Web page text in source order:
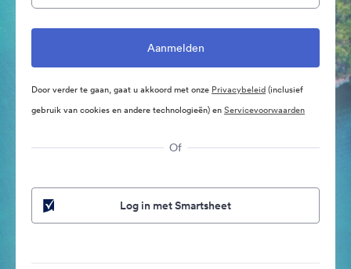
Door verder te gaan, gaat u akkoord met onze Privacybeleid(inclusief
gebruik van cookies en andere technologieën) enServicevoorwaarden
Of
Log in met Smartsheet